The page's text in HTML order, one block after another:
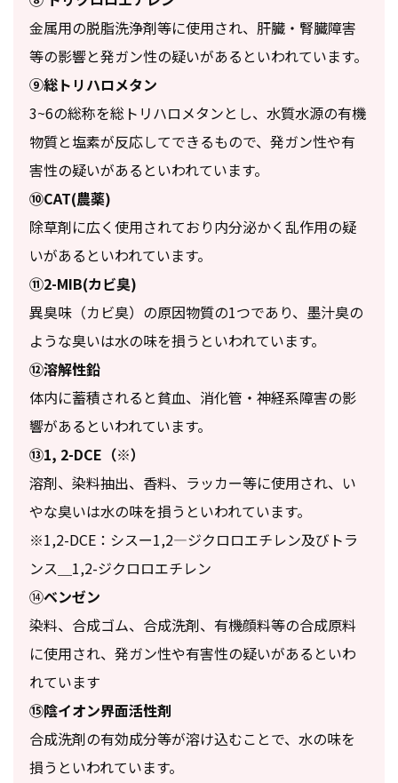
金属用の脱脂洗浄剤等に使用され、肝臓・腎臓障害
等の影響と発ガン性の疑いがあるといわれています。
⑨総トリハロメタン
3~6の総称を総トリハロメタンとし、水質水源の有機
物質と塩素が反応してできるもので、発ガン性や有
害性の疑いがあるといわれています。
⑩CAT(農薬)
除草剤に広く使用されており内分泌かく乱作用の疑
いがあるといわれています。
⑪2-MIB(カビ臭)
異臭味（カビ臭）の原因物質の1つであり、墨汁臭の
ような臭いは水の味を損うといわれています。
⑫溶解性鉛
体内に蓄積されると貧血、消化管・神経系障害の影
響があるといわれています。
⑬1, 2-DCE（※）
溶剤、染料抽出、香料、ラッカー等に使用され、い
やな臭いは水の味を損うといわれています。
※1,2-DCE：シスー1,2—ジクロロエチレン及びトラ
ンス＿1,2-ジクロロエチレン
⑭ベンゼン
染料、合成ゴム、合成洗剤、有機顔料等の合成原料
に使用され、発ガン性や有害性の疑いがあるといわ
れています
⑮陰イオン界面活性剤
合成洗剤の有効成分等が溶け込むことで、水の味を
損うといわれています。